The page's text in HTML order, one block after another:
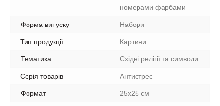
номерами фарбами
Форма випуску Набори
Тип продукції Картини
Тематика Східні релігії та символи
Серія товарів Антистрес
Формат 25x25 см